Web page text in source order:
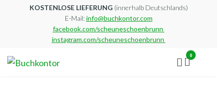
KOSTENLOSE LIEFERUNG (innerhalb Deutschlands)
E-Mail:info@buchkontor.com
facebook.com/scheuneschoenbrunn
instagram.com/scheuneschoenbrunn
0